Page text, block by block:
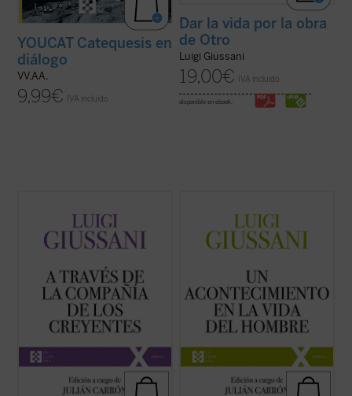
YOUCAT Catequesis en
diálogo
VV.AA.
9,99€ IVA incluido
Dar la vida por la obra
de Otro
Luigi Giussani
19,00€ IVA incluido
disponible en ebook:
es el quinto volumen de la serie dedicada a
las intervenciones realizadas por don Luigi
Giussani durante los Ejercicios espirituales
de la Fraternidad de Comunión y Liberación
el cuarto volumen de la serie dedicada a las
lecciones y diálogos de don Luigi Giussani
durante los Ejercicios espirituales de la
Fraternidad de Comunión y Liberación